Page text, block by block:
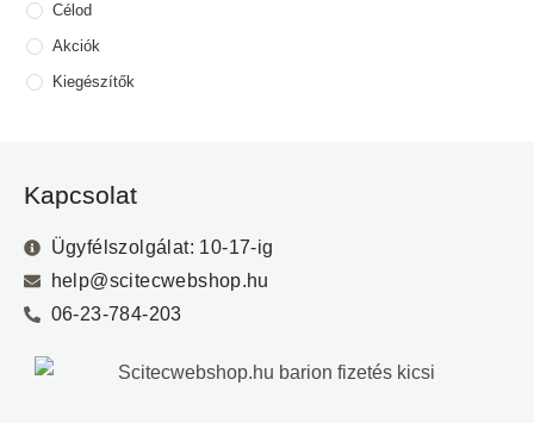
Célod
Akciók
Kiegészítők
Kapcsolat
Ügyfélszolgálat: 10-17-ig
help@scitecwebshop.hu
06-23-784-203